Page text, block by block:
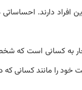
افراد دارند.
به کسانی است که
خود را مانند کسانی